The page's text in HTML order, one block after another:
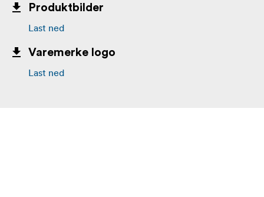
Produktbilder
Last ned
Varemerke logo
Last ned